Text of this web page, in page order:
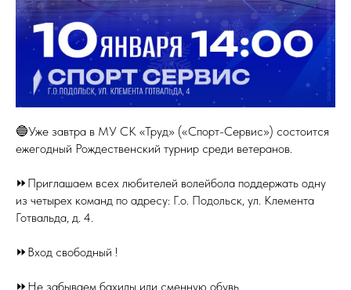
🔵Уже завтра в МУ СК «Труд» («Спорт-Сервис») состоится
ежегодный Рождественский турнир среди ветеранов.
⏩Приглашаем всех любителей волейбола поддержать одну
из четырех команд по адресу: Г.о. Подольск, ул. Клемента
Готвальда, д. 4.
⏩Вход свободный !
⏩Не забываем бахилы или сменную обувь.